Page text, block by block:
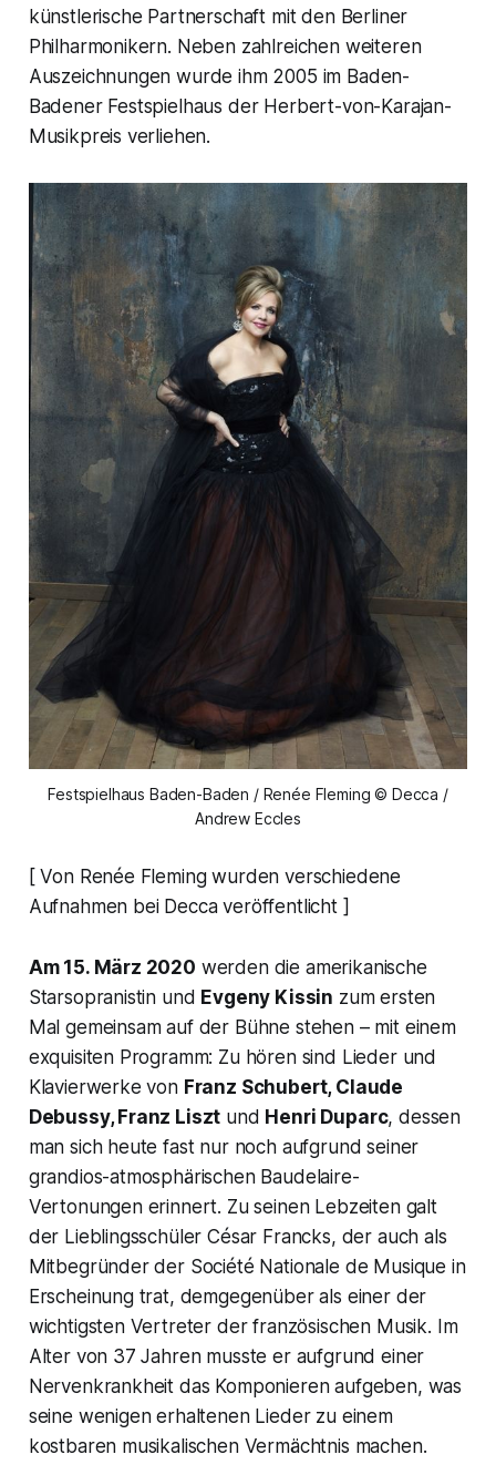
künstlerische Partnerschaft mit den Berliner
Philharmonikern. Neben zahlreichen weiteren
Auszeichnungen wurde ihm 2005 im Baden-
Badener Festspielhaus der Herbert-von-Karajan-
Musikpreis verliehen.
Festspielhaus Baden-Baden / Renée Fleming © Decca /
Andrew Eccles
[ Von Renée Fleming wurden verschiedene
Aufnahmen bei Decca veröffentlicht ]
Am 15. März 2020 werden die amerikanische
Starsopranistin und Evgeny Kissin zum ersten
Mal gemeinsam auf der Bühne stehen – mit einem
exquisiten Programm: Zu hören sind Lieder und
Klavierwerke von Franz Schubert, Claude
Debussy, Franz Liszt und Henri Duparc, dessen
man sich heute fast nur noch aufgrund seiner
grandios-atmosphärischen Baudelaire-
Vertonungen erinnert. Zu seinen Lebzeiten galt
der Lieblingsschüler César Francks, der auch als
Mitbegründer der Société Nationale de Musique in
Erscheinung trat, demgegenüber als einer der
wichtigsten Vertreter der französischen Musik. Im
Alter von 37 Jahren musste er aufgrund einer
Nervenkrankheit das Komponieren aufgeben, was
seine wenigen erhaltenen Lieder zu einem
kostbaren musikalischen Vermächtnis machen.